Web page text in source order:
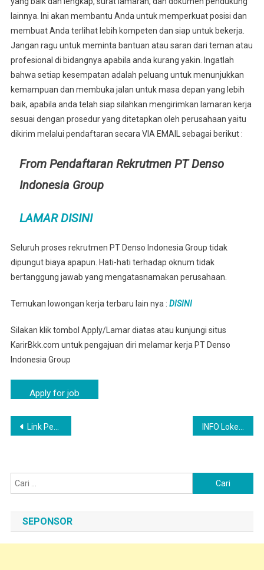
lainnya. Ini akan membantu Anda untuk memperkuat posisi dan
membuat Anda terlihat lebih kompeten dan siap untuk bekerja.
Jangan ragu untuk meminta bantuan atau saran dari teman atau
profesional di bidangnya apabila anda kurang yakin. Ingatlah
bahwa setiap kesempatan adalah peluang untuk menunjukkan
kemampuan dan membuka jalan untuk masa depan yang lebih
baik, apabila anda telah siap silahkan mengirimkan lamaran kerja
sesuai dengan prosedur yang ditetapkan oleh perusahaan yaitu
dikirim melalui pendaftaran secara VIA EMAIL sebagai berikut :
From Pendaftaran Rekrutmen PT Denso
Indonesia Group
LAMAR DISINI
Seluruh proses rekrutmen PT Denso Indonesia Group tidak
dipungut biaya apapun. Hati-hati terhadap oknum tidak
bertanggung jawab yang mengatasnamakan perusahaan.
Temukan lowongan kerja terbaru lain nya : DISINI
Silakan klik tombol Apply/Lamar diatas atau kunjungi situs
KarirBkk.com untuk pengajuan diri melamar kerja PT Denso
Indonesia Group
Navigasi
Link Pendaftaran PT Denso Group ( Sukamelang ) Via Online
untuk:
SEPONSOR